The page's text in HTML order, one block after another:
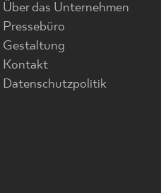
Über das Unternehmen
Pressebüro
Gestaltung
Kontakt
Datenschutzpolitik